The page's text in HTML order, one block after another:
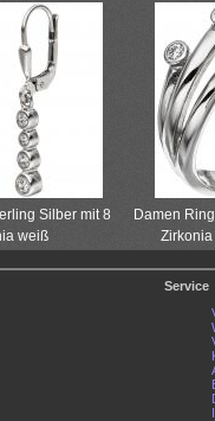
Silber mit 8
weiß
Damen
Service